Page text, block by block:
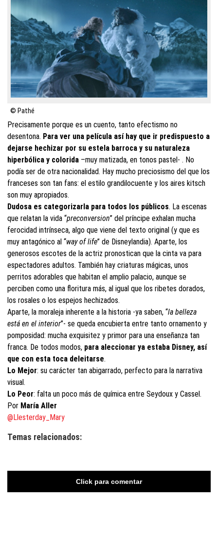
© Pathé
Precisamente porque es un cuento, tanto efectismo no
desentona. Para ver una película así hay que ir predispuesto a
dejarse hechizar por su estela barroca y su naturaleza
hiperbólica y colorida –muy matizada, en tonos pastel- . No
podía ser de otra nacionalidad. Hay mucho preciosismo del que los
franceses son tan fans: el estilo grandilocuente y los aires kitsch
son muy apropiados.
Dudosa es categorizarla para todos los públicos. La escenas
que relatan la vida “preconversion” del príncipe exhalan mucha
ferocidad intrínseca, algo que viene del texto original (y que es
muy antagónico al “way of life” de Disneylandia). Aparte, los
generosos escotes de la actriz pronostican que la cinta va para
espectadores adultos. También hay criaturas mágicas, unos
perritos adorables que habitan el amplio palacio, aunque se
perciben como una floritura más, al igual que los ribetes dorados,
los rosales o los espejos hechizados.
Aparte, la moraleja inherente a la historia -ya saben, “la belleza
está en el interior”- se queda encubierta entre tanto ornamento y
pomposidad: mucha exquisitez y primor para una enseñanza tan
franca. De todos modos, para aleccionar ya estaba Disney, así
que con esta toca deleitarse.
Lo Mejor: su carácter tan abigarrado, perfecto para la narrativa
visual.
Lo Peor: falta un poco más de química entre Seydoux y Cassel.
Por María Aller
@Llesterday_Mary
Temas relacionados:
Click para comentar